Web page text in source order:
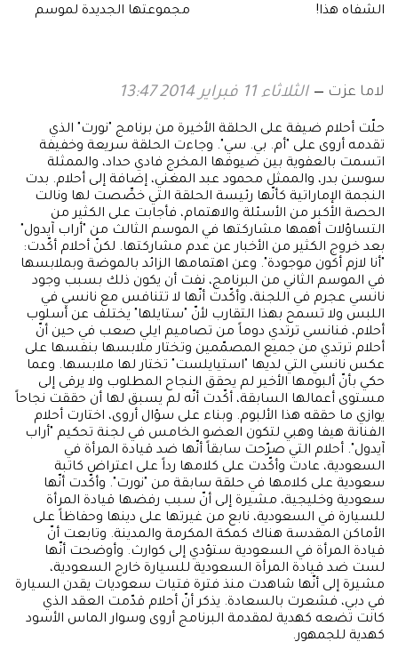
الشفاه هذا!
مجموعتها الجديدة لموسم
لاما عزت الثلاثاء 11 فبراير 2014 13:47
حلّت أحلام ضيفة على الحلقة الأخيرة من برنامج "نورت" الذي
تقدمه أروى على "أم. بي. سي". وجاءت الحلقة سريعة وخفيفة
اتسمت بالعفوية بين ضيوفها المخرج فادي حداد، والممثلة
سوسن بدر، والممثل محمود عبد المغني، إضافة إلى أحلام. بدت
النجمة الإماراتية كأنّها رئيسة الحلقة التي خصِّصت لها ونالت
الحصة الأكبر من الأسئلة والاهتمام، فأجابت على الكثير من
التساؤلات أهمها مشاركتها في الموسم الثالث من "أراب آيدول"
بعد خروج الكثير من الأخبار عن عدم مشاركتها. لكنّ أحلام أكّدت:
"أنا لازم أكون موجودة". وعن اهتمامها الزائد بالموضة وبملابسها
في الموسم الثاني من البرنامج، نفت أن يكون ذلك بسبب وجود
نانسي عجرم في اللجنة، وأكّدت أنّها لا تتنافس مع نانسي في
اللبس ولا تسمح بهذا التقارب لأنّ "ستايلها" يختلف عن أسلوب
أحلام، فنانسي ترتدي دوماً من تصاميم ايلي صعب في حين أنّ
أحلام ترتدي من جميع المصمّمين وتختار ملابسها بنفسها على
عكس نانسي التي لديها "استيايلست" تختار لها ملابسها. وعما
حكي بأنّ ألبومها الأخير لم يحقق النجاح المطلوب ولا يرقى إلى
مستوى أعمالها السابقة، أكّدت أنّه لم يسبق لها أن حققت نجاحاً
يوازي ما حققه هذا الألبوم. وبناء على سؤال أروى، اختارت أحلام
الفنانة هيفا وهبي لتكون العضو الخامس في لجنة تحكيم "أراب
آيدول". أحلام التي صرّحت سابقاً أنّها ضد قيادة المرأة في
السعودية، عادت وأكّدت على كلامها رداً على اعتراض كاتبة
سعودية على كلامها في حلقة سابقة من "نورت". وأكّدت أنّها
سعودية وخليجية، مشيرة إلى أنّ سبب رفضها قيادة المرأة
للسيارة في السعودية، نابع من غيرتها على دينها وحفاظاً على
الأماكن المقدسة هناك كمكة المكرمة والمدينة. وتابعت أنّ
قيادة المرأة في السعودية ستؤدي إلى كوارث. وأوضحت أنّها
لست ضد قيادة المرأة السعودية للسيارة خارج السعودية،
مشيرة إلى أنّها شاهدت منذ فترة فتيات سعوديات يقدن السيارة
في دبي، فشعرت بالسعادة. يذكر أنّ أحلام قدّمت العقد الذي
كانت تضعه كهدية لمقدمة البرنامج أروى وسوار الماس الأسود
كهدية للجمهور.